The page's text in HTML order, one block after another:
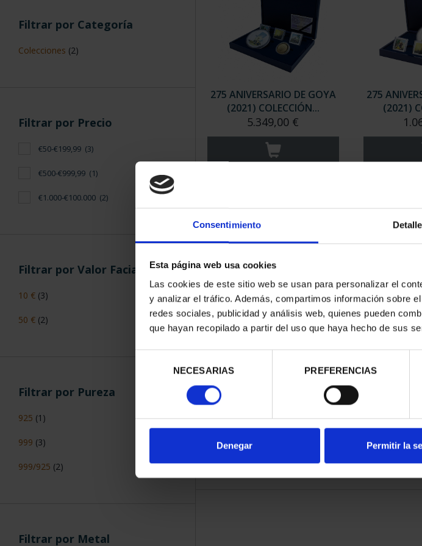
Consentimiento
Esta página web usa cookies
Las cookies de este sitio web se usan para personalizar el
y analizar el tráfico. Además, compartimos información sobre
redes sociales, publicidad y análisis web, quienes pueden
que hayan recopilado a partir del uso que haya hecho de sus
consentimiento
NECESARIAS PREFERENCIAS
Denegar Permitir la
Filtrar por Categoría
Colecciones (2)
Filtrar por Precio
€50-€199,99 (3)
€500-€999,99 (1)
€1.000-€100.000 (2)
Filtrar por Valor Facial
10 € (3)
50 € (2)
Filtrar por Pureza
925 (1)
999 (3)
999/925 (2)
Filtrar por Metal
275 ANIVERSARIO DE GOYA
(2021) COLECCIÓN...
5.349,00 €
275
(2021)
275 ANIVERSARIO DE GOYA
(2021) LA COMETA
275
(2021)
ORDENAR POR: